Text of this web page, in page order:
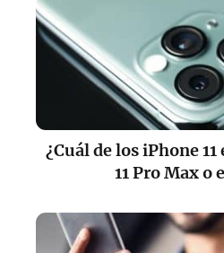
¿Cuál de los iPhone
11 Pro Max o